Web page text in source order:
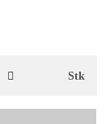
Stk